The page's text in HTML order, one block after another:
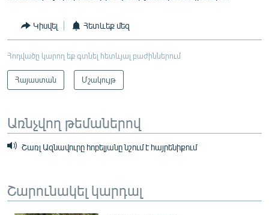
Կիսվել Հետևեք մեզ
Հոդվածը կարող եք գտնել հետևյալ բաժիններում
Հայաստան Մշակույթ
Առնչվող թեմաներով
Շառլ Ազնավուրը հոբելյանը նշում է հայրենիքում
Շարունակել կարդալ